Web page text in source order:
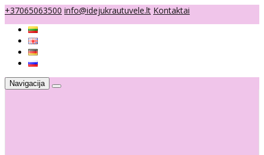
+37065063500 info@idejukrautuvele.lt Kontaktai
Navigacija